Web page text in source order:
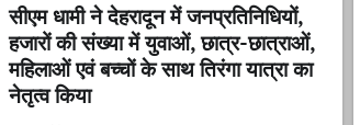
सीएम धामी ने देहरादून में जनप्रतिनिधियों,
हजारों की संख्या में युवाओं, छात्र-छात्राओं,
महिलाओं एवं बच्चों के साथ तिरंगा यात्रा का
नेतृत्व किया